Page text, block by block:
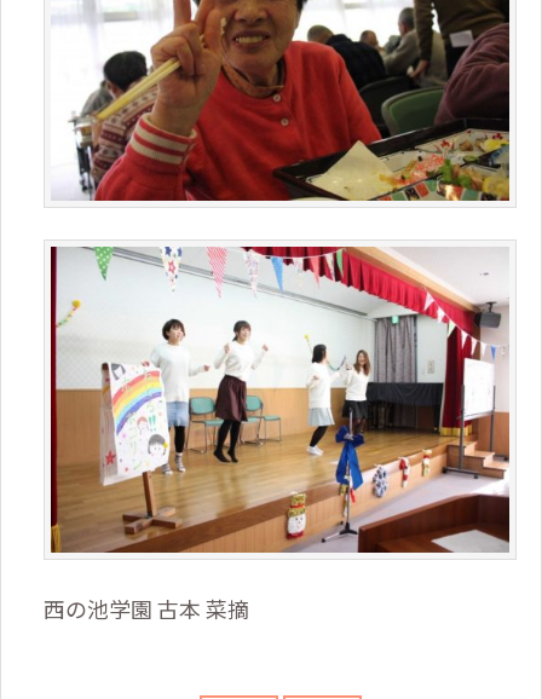
西の池学園 古本 菜摘